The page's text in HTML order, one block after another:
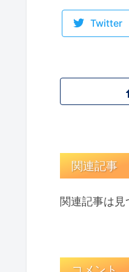
Twitter
関連記事
関連記事は見